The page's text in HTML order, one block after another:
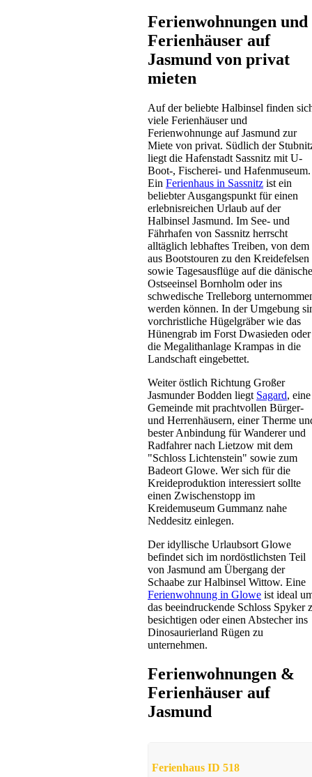
Bungalow
Glowe
ab 25 EUR/Tag
Apartmenthaus
Glowe
ab 60 EUR/Tag
Apartmenthaus
Glowe
ab 29 EUR/Tag
Ferienwohnung
Neddesitz
Ferienwohnungen und
Ferienhäuser auf
Jasmund von privat
mieten
Auf der beliebte Halbinsel finden
viele Ferienhäuser und
Ferienwohnunge auf Jasmund zur
Miete von privat. Südlich der
liegt die Hafenstadt Sassnitz mit U-
Boot-, Fischerei- und Hafenmuseum.
Ein Ferienhaus in Sassnitz ist ein
beliebter Ausgangspunkt für einen
erlebnisreichen Urlaub auf der
Halbinsel Jasmund. Im See- und
Fährhafen von Sassnitz herrscht
alltäglich lebhaftes Treiben, von dem
aus Bootstouren zu den Kreidefelsen
sowie Tagesausflüge auf die dänische
Ostseeinsel Bornholm oder ins
schwedische Trelleborg
werden können. In der Umgebung
vorchristliche Hügelgräber wie das
Hünengrab im Forst Dwasieden oder
die Megalithanlage Krampas in die
Landschaft eingebettet.
Weiter östlich Richtung Großer
Jasmunder Bodden liegt Sagard, eine
Gemeinde mit prachtvollen Bürger-
und Herrenhäusern, einer Therme
bester Anbindung für Wanderer und
Radfahrer nach Lietzow mit dem
"Schloss Lichtenstein" sowie zum
Badeort Glowe. Wer sich für die
Kreideproduktion interessiert sollte
einen Zwischenstopp im
Kreidemuseum Gummanz nahe
Neddesitz einlegen.
Der idyllische Urlaubsort Glowe
befindet sich im nordöstlichsten Teil
von Jasmund am Übergang der
Schaabe zur Halbinsel Wittow. Eine
Ferienwohnung in Glowe ist ideal
das beeindruckende Schloss Spyker
besichtigen oder einen Abstecher ins
Dinosaurierland Rügen zu
unternehmen.
Ferienwohnungen &
Ferienhäuser auf
Jasmund
Ferienhaus ID 518